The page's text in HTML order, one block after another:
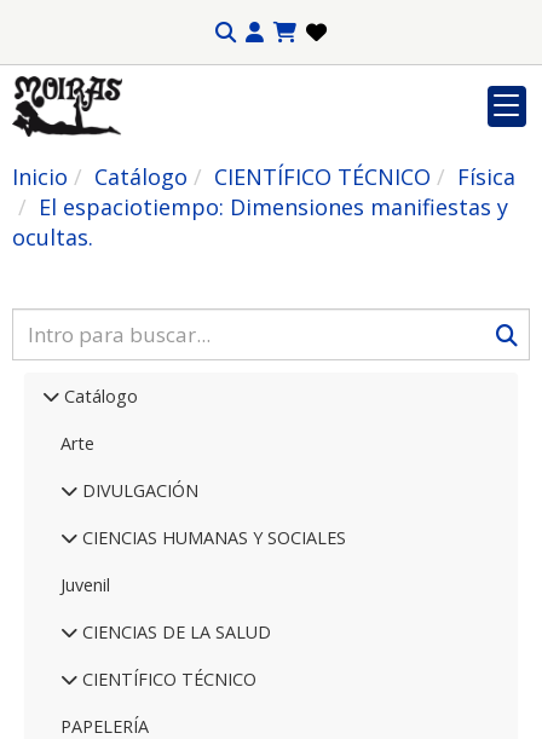
Inicio Catálogo CIENTÍFICO TÉCNICO
Física
El espaciotiempo: Dimensiones manifiestas y
ocultas.
Catálogo
Arte
DIVULGACIÓN
CIENCIAS HUMANAS Y SOCIALES
Juvenil
CIENCIAS DE LA SALUD
CIENTÍFICO TÉCNICO
PAPELERÍA